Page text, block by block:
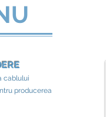
cablului
producerea